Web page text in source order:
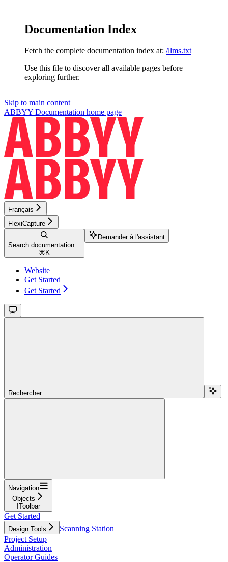
Documentation Index
Fetch the complete documentation index at: /llms.txt
Use this file to discover all available pages before
exploring further.
Skip to main content
ABBYY Documentation home page
Français
FlexiCapture
Search documentation...
⌘ K
Demander à l'assistant
Website
Get Started
Get Started
Rechercher...
Navigation
Objects
IToolbar
Get Started
Design Tools
Scanning Station
Project Setup
Administration
Operator Guides